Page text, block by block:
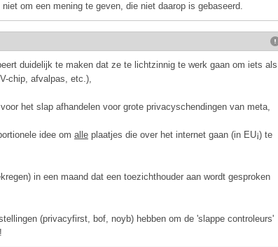
om een mening te geven, die niet daarop is gebaseerd.
duidelijk te maken dat ze te lichtzinnig te werk gaan om iets als
chip, afvalpas, etc.),
het slap afhandelen voor grote privacyschendingen van meta,
idee om alle plaatjes die over het internet gaan (in EU¡) te
in een maand dat een toezichthouder aan wordt gesproken
(privacyfirst, bof, noyb) hebben om de 'slappe controleurs'